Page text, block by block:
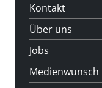
Kontakt
Über uns
Jobs
Medienwunsch